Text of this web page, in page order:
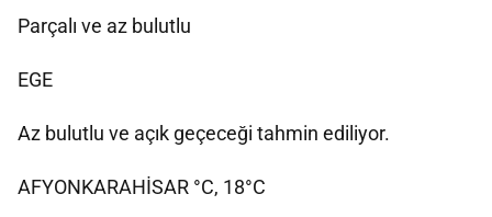
Parçalı ve az bulutlu
EGE
Az bulutlu ve açık geçeceği tahmin ediliyor.
AFYONKARAHİSAR °C, 18°C